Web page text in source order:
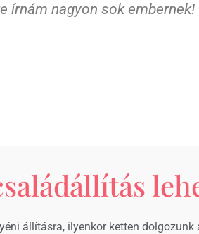
írnám nagyon sok embernek!
állításra, ilyenkor ketten dolgozunk